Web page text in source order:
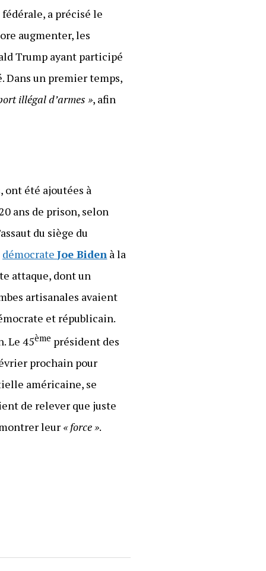
a précisé le
augmenter, les
Trump ayant participé
Dans un premier temps,
illégal d’armes », afin
ont été ajoutées à
ans de prison, selon
du siège du
démocrateJoe Biden à la
attaque, dont un
artisanales avaient
et républicain.
Le 45ème président des
prochain pour
américaine, se
de relever que juste
leur « force ».